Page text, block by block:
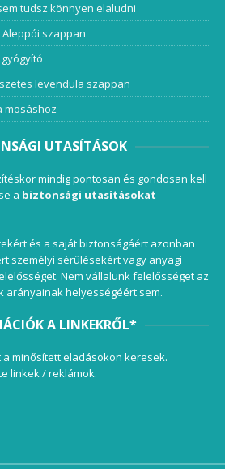
tudsz könnyen elaludni
szappan
levendula szappan
mosáshoz
UTASÍTÁSOK
mindig pontosan és gondosan kell
a biztonsági utasításokat
és a saját biztonságáért azonban
személyi sérülésekért vagy anyagi
Nem vállalunk felelősséget az
arányainak helyességéért sem.
A LINKEKRŐL*
minősített eladásokon keresek.
linkek / reklámok.